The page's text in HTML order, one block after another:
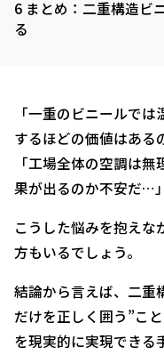
6 まとめ：二重構造ビ
る
「一重のビニールで
するほどの価値はある
「工場全体の空調は
果が出るのか不安だ…」
こうした悩みを抱えな
方もいるでしょう。
結論から言えば、二重
だけを正しく囲う”こ
を現実的に実現できる